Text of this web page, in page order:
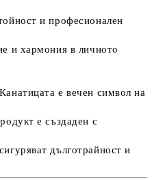
и професионален
и хармония в личното
Канатицата е вечен символ на
е създаден с
дълготрайност и